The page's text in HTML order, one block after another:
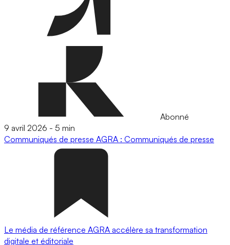
Abonné
9 avril 2026 - 5 min
Communiqués de presse AGRA : Communiqués de presse
Le média de référence AGRA accélère sa transformation
digitale et éditoriale